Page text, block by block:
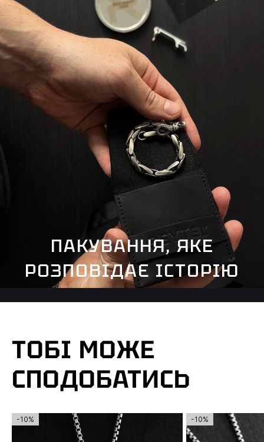
ПАКУВАННЯ, ЯКЕ
РОЗПОВІДАЄ ІСТОРІЮ
ТОБІ МОЖЕ
СПОДОБАТИСЬ
-10% -10%